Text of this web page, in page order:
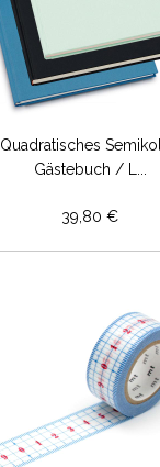
Quadratisches
Gästebuch / L...
39,80 €